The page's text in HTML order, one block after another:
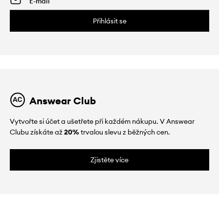
Přihlásit se
Answear Club
Vytvořte si účet a ušetřete při každém nákupu. V Answear
Clubu získáte až20%trvalou slevu z běžných cen.
Zjistěte více